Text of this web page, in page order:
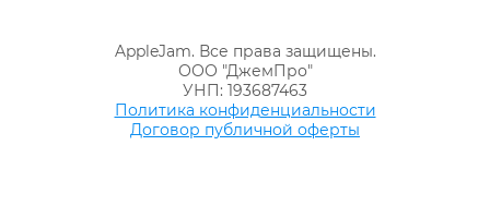
AppleJam. Все права защищены.
ООО "ДжемПро"
УНП: 193687463
Политика конфиденциальности
Договор публичной оферты